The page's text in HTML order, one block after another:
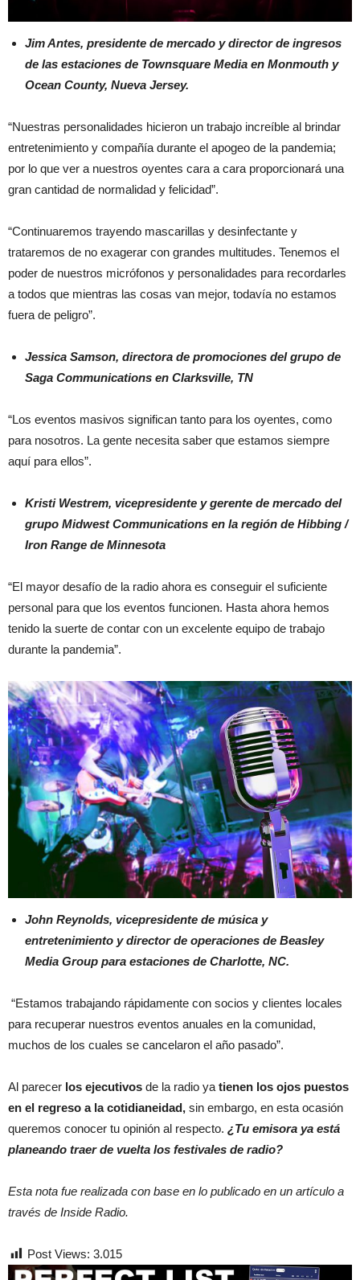
Jim Antes, presidente de mercado y director de ingresos
de las estaciones de Townsquare Media en Monmouth y
Ocean County, Nueva Jersey.
“Nuestras personalidades hicieron un trabajo increíble al brindar
entretenimiento y compañía durante el apogeo de la pandemia;
por lo que ver a nuestros oyentes cara a cara proporcionará una
gran cantidad de normalidad y felicidad”.
“Continuaremos trayendo mascarillas y desinfectante y
trataremos de no exagerar con grandes multitudes. Tenemos el
poder de nuestros micrófonos y personalidades para recordarles
a todos que mientras las cosas van mejor, todavía no estamos
fuera de peligro”.
Jessica Samson, directora de promociones del grupo de
Saga Communications en Clarksville, TN
“Los eventos masivos significan tanto para los oyentes, como
para nosotros. La gente necesita saber que estamos siempre
aquí para ellos”.
Kristi Westrem, vicepresidente y gerente de mercado del
grupo Midwest Communications en la región de Hibbing /
Iron Range de Minnesota
“El mayor desafío de la radio ahora es conseguir el suficiente
personal para que los eventos funcionen. Hasta ahora hemos
tenido la suerte de contar con un excelente equipo de trabajo
durante la pandemia”.
John Reynolds, vicepresidente de música y
entretenimiento y director de operaciones de Beasley
Media Group para estaciones de Charlotte, NC.
“Estamos trabajando rápidamente con socios y clientes locales
para recuperar nuestros eventos anuales en la comunidad,
muchos de los cuales se cancelaron el año pasado”.
Al parecer los ejecutivos de la radio ya tienen los ojos puestos
en el regreso a la cotidianeidad, sin embargo, en esta ocasión
queremos conocer tu opinión al respecto. ¿Tu emisora ya está
planeando traer de vuelta los festivales de radio?
Esta nota fue realizada con base en lo publicado en un artículo a
través de Inside Radio.
Post Views: 3.015